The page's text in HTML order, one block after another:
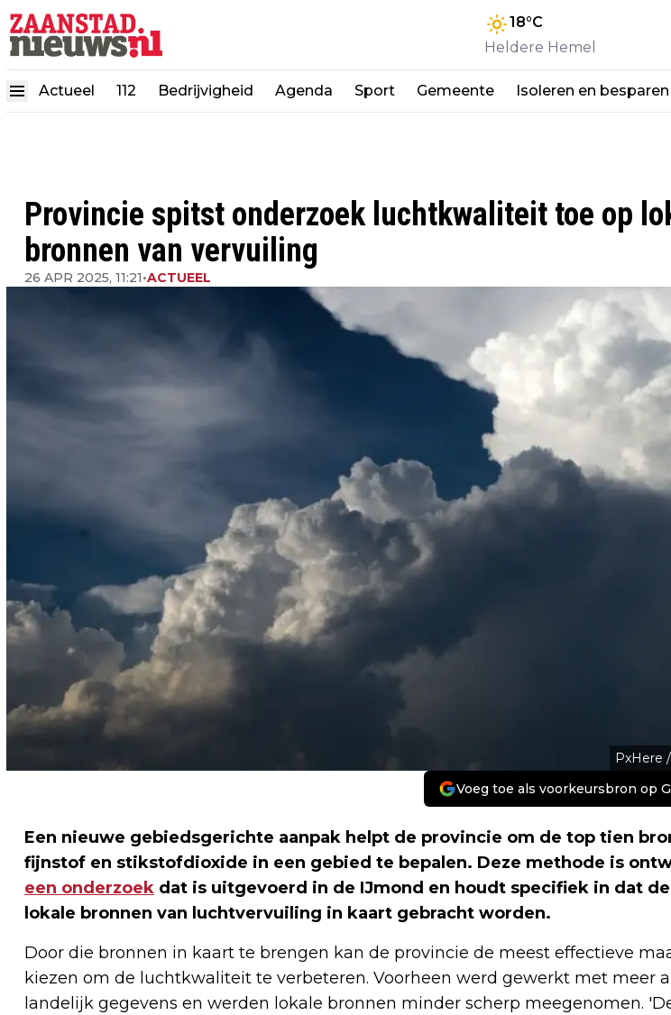
18°C
Heldere Hemel
Actueel 112 Bedrijvigheid Agenda Sport Gemeente Isoleren en besparen
Provincie spitst onderzoek luchtkwaliteit toe op
bronnen van vervuiling
26 APR 2025, 11:21•ACTUEEL
PxHere
Voeg toe als voorkeursbron op
Een nieuwe gebiedsgerichte aanpak helpt de provincie om de top tien
fijnstof en stikstofdioxide in een gebied te bepalen. Deze methode is
een onderzoek dat is uitgevoerd in de IJmond en houdt specifiek in dat
lokale bronnen van luchtvervuiling in kaart gebracht worden.
Door die bronnen in kaart te brengen kan de provincie de meest effectieve
kiezen om de luchtkwaliteit te verbeteren. Voorheen werd gewerkt met meer
landelijk gegevens en werden lokale bronnen minder scherp meegenomen.